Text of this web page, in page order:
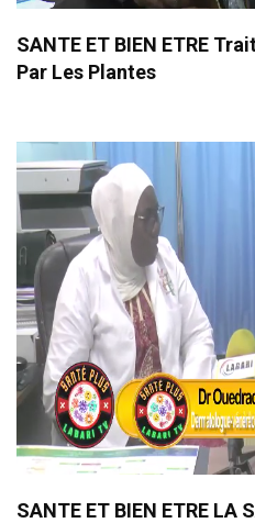
SANTE ET BIEN ETRE
Par Les Plantes
SANTE ET BIEN ETRE LA